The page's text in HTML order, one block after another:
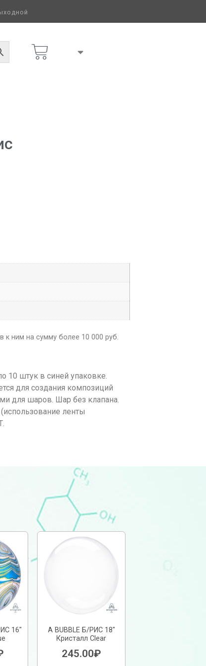
к ним на сумму более 10 000 руб.
10 штук в синей упаковке.
для создания композиций
для шаров. Шар без клапана.
ленты
16″
А BUBBLE Б/РИС 18″
Кристалл Clear
245.00₽